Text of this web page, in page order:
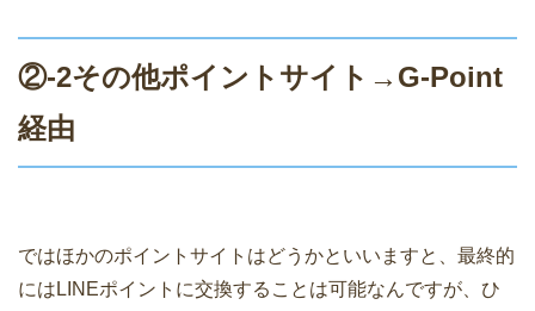
②-2その他ポイントサイト→G-Point
経由
ではほかのポイントサイトはどうかといいますと、最終的
にはLINEポイントに交換することは可能なんですが、ひ